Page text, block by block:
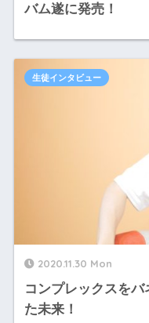
バム遂に
2020.11.30 Mon
コンプレックスを
た未来！
生徒インタビュー